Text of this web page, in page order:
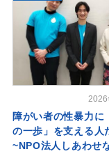
2026
障がい者の性暴力に
の一歩」を支える人
~NPO法人しあわせ